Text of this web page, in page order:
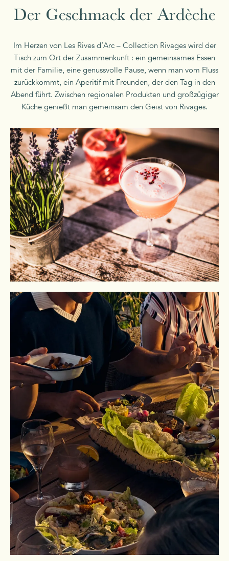
Der Geschmack der Ardèche
Im Herzen von Les Rives d’Arc – Collection Rivages wird der
Tisch zum Ort der Zusammenkunft : ein gemeinsames Essen
mit der Familie, eine genussvolle Pause, wenn man vom Fluss
zurückkommt, ein Aperitif mit Freunden, der den Tag in den
Abend führt. Zwischen regionalen Produkten und großzügiger
Küche genießt man gemeinsam den Geist von Rivages.